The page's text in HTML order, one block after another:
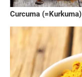
Curcuma (=Kurkuma)